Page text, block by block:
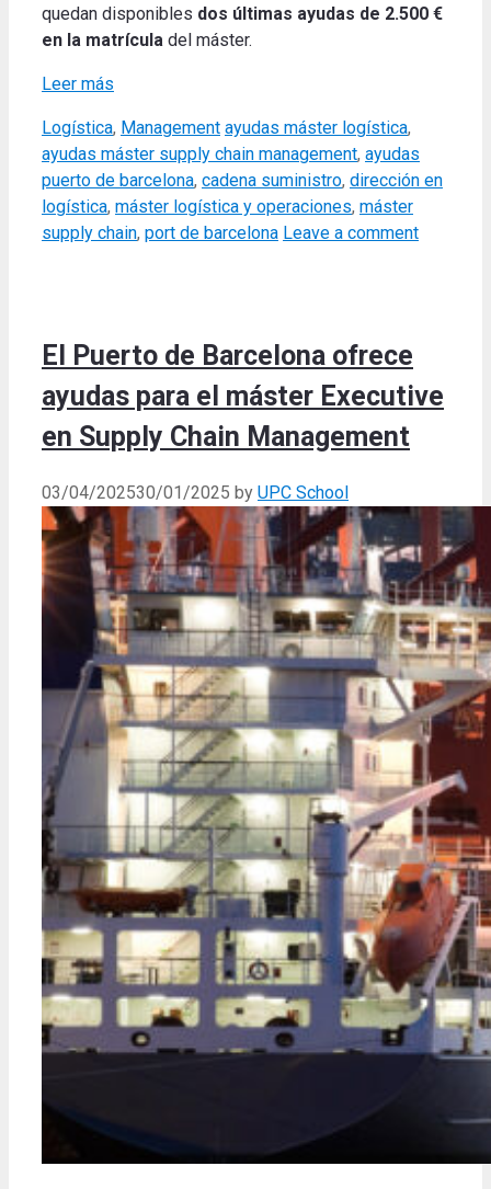
quedan disponibles dos últimas ayudas de 2.500 €
en la matrícula del máster.
Leer más
Categories
Logística, Management Tags
ayudas máster logística,
ayudas máster supply chain management, ayudas
puerto de barcelona, cadena suministro, dirección en
logística, máster logística y operaciones, máster
supply chain, port de barcelona Leave a comment
El Puerto de Barcelona ofrece
ayudas para el máster Executive
en Supply Chain Management
03/04/202530/01/2025 by UPC School